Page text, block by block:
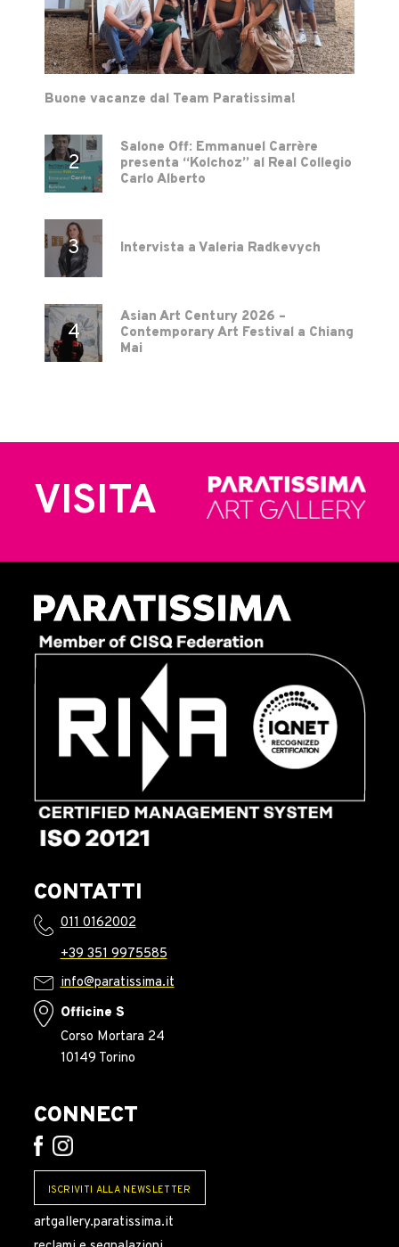
Buone vacanze dal Team Paratissima!
Salone Off: Emmanuel Carrère
presenta “Kolchoz” al Real Collegio
Carlo Alberto
Intervista a Valeria Radkevych
Asian Art Century 2026 –
Contemporary Art Festival a Chiang
Mai
VISITA
CONTATTI
011 0162002
+39 351 9975585
info@paratissima.it
Officine S
Corso Mortara 24
10149 Torino
CONNECT
ISCRIVITI ALLA NEWSLETTER
artgallery.paratissima.it